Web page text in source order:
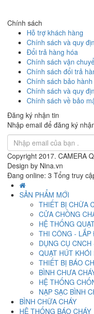
Chính sách
Hỗ trợ khách hàng
Chính sách và quy
Đổi trả hàng hóa
Chính sách vận
Chính sách đổi trả
Chính sách bảo
Chính sách và quy
Chính sách về bảo
Đăng ký nhận tin
Nhập email để đăng ký
Copyright 2017. CAMERA
Design by Nina.vn
Đang online: 3 Tổng truy
SẢN PHẨM MỚI
THIẾT BỊ CHỮA
CỬA CHỒNG
HỆ THỐNG
THI CÔNG - LẮP
DỤNG CỤ
QUẠT HÚT KHÓI
THIẾT BỊ BÁO
BÌNH CHƯA
HỆ THỐNG
NẠP SẠC BÌNH
BÌNH CHỮA CHÁY
HỆ THỐNG BÁO CHÁY